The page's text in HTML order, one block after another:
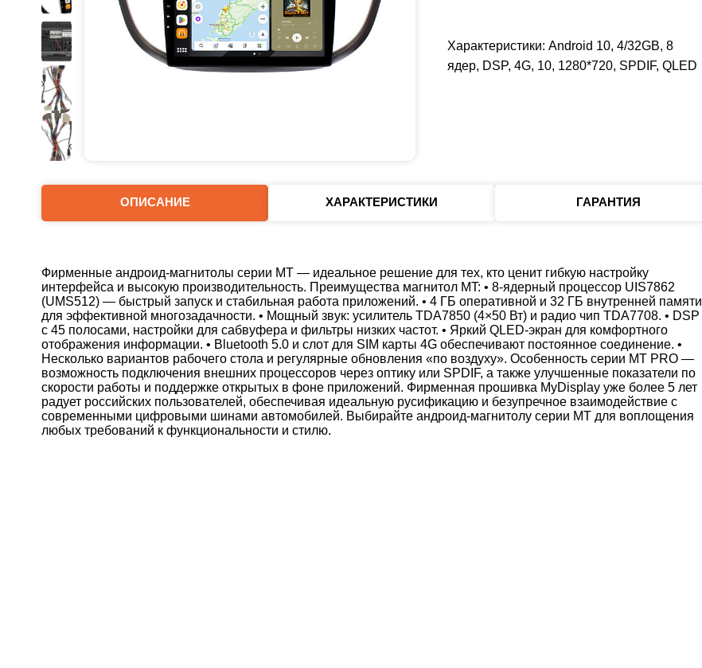
Характеристики: Android 10, 4/32GB, 8
ядер, DSP, 4G, 10, 1280*720, SPDIF, QLED
ОПИСАНИЕ ХАРАКТЕРИСТИКИ ГАРАНТИЯ
Фирменные андроид‑магнитолы серии MT — идеальное решение для тех, кто ценит гибкую настройку
интерфейса и высокую производительность. Преимущества магнитол MT: • 8‑ядерный процессор UIS7862
(UMS512) — быстрый запуск и стабильная работа приложений. • 4 ГБ оперативной и 32 ГБ внутренней памяти
для эффективной многозадачности. • Мощный звук: усилитель TDA7850 (4×50 Вт) и радио чип TDA7708. • DSP
с 45 полосами, настройки для сабвуфера и фильтры низких частот. • Яркий QLED‑экран для комфортного
отображения информации. • Bluetooth 5.0 и слот для SIM карты 4G обеспечивают постоянное соединение. •
Несколько вариантов рабочего стола и регулярные обновления «по воздуху». Особенность серии MT PRO —
возможность подключения внешних процессоров через оптику или SPDIF, а также улучшенные показатели по
скорости работы и поддержке открытых в фоне приложений. Фирменная прошивка MyDisplay уже более 5 лет
радует российских пользователей, обеспечивая идеальную русификацию и безупречное взаимодействие с
современными цифровыми шинами автомобилей. Выбирайте андроид‑магнитолу серии MT для воплощения
любых требований к функциональности и стилю.